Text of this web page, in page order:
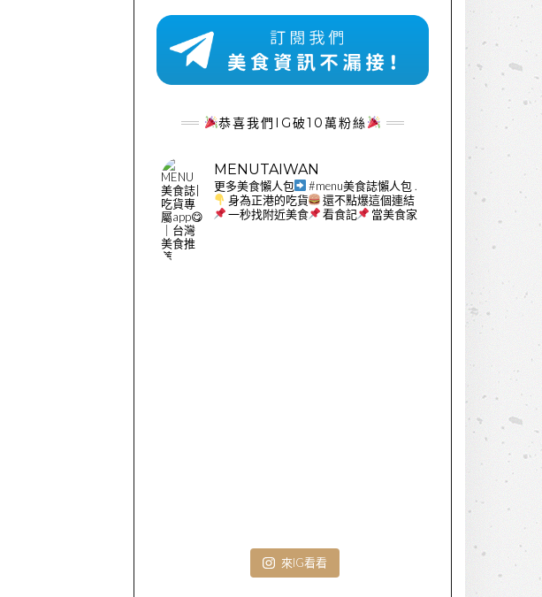
恭喜我們IG破10萬粉絲
MENUTAIWAN
更多美食懶人包 #menu美食誌懶人包 .
身為正港的吃貨
還不點爆這個連結
一秒找附近美食
看食記 當美食家
來IG看看